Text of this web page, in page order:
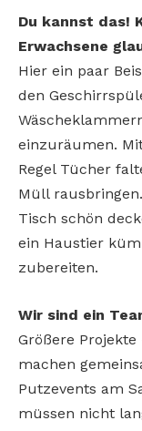
Du kannst das!
Erwachsene
Hier ein paar
den
einzuräumen.
Regel Tücher
Müll
Tisch schön
ein Haustier
zubereiten.
Wir sind ein
Größere
machen
Putzevents am
müssen nicht